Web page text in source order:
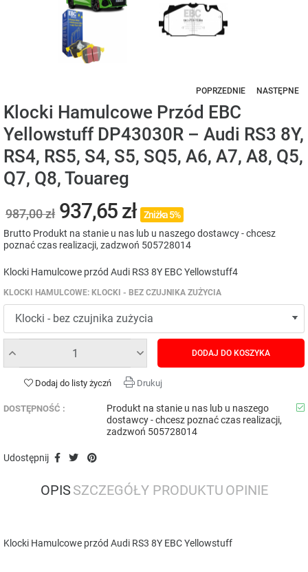
POPRZEDNIE NASTĘPNE
Klocki Hamulcowe Przód EBC
Yellowstuff DP43030R – Audi RS3 8Y,
RS4, RS5, S4, S5, SQ5, A6, A7, A8, Q5,
Q7, Q8, Touareg
987,00 zł 937,65 zł Zniżka 5%
Brutto Produkt na stanie u nas lub u naszego dostawcy - chcesz
poznać czas realizacji, zadzwoń 505728014
Klocki Hamulcowe przód Audi RS3 8Y EBC Yellowstuff4
KLOCKI HAMULCOWE: KLOCKI - BEZ CZUJNIKA ZUŻYCIA
DODAJ DO KOSZYKA
Dodaj do listy życzń Drukuj
DOSTĘPNOŚĆ :
Produkt na stanie u nas lub u naszego
dostawcy - chcesz poznać czas realizacji,
zadzwoń 505728014
Udostępnij
OPIS SZCZEGÓŁY PRODUKTU OPINIE
Klocki Hamulcowe przód Audi RS3 8Y EBC Yellowstuff